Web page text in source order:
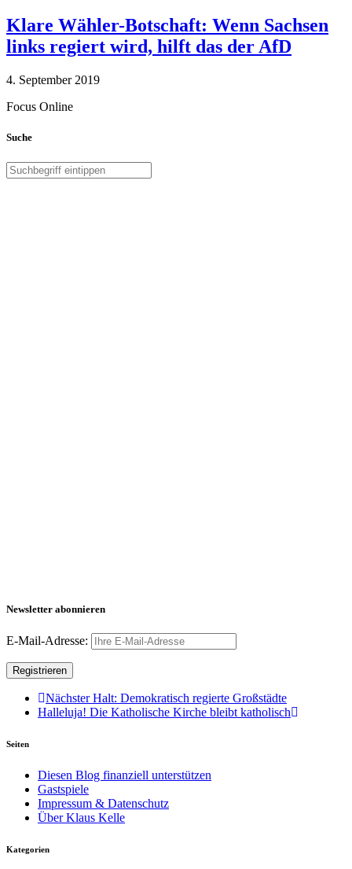
Klare Wähler-Botschaft: Wenn Sachsen
links regiert wird, hilft das der AfD
4. September 2019
Focus Online
Suche
Newsletter abonnieren
E-Mail-Adresse:
Nächster Halt: Demokratisch regierte Großstädte
Halleluja! Die Katholische Kirche bleibt katholisch
Seiten
Diesen Blog finanziell unterstützen
Gastspiele
Impressum & Datenschutz
Über Klaus Kelle
Kategorien